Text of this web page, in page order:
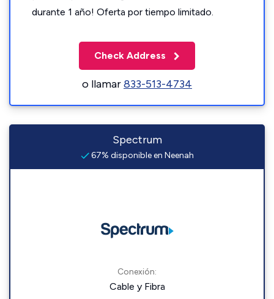
durante 1 año! Oferta por tiempo limitado.
Check Address
o llamar833-513-4734
Spectrum
67% disponible en Neenah
Conexión:
Cable y Fibra